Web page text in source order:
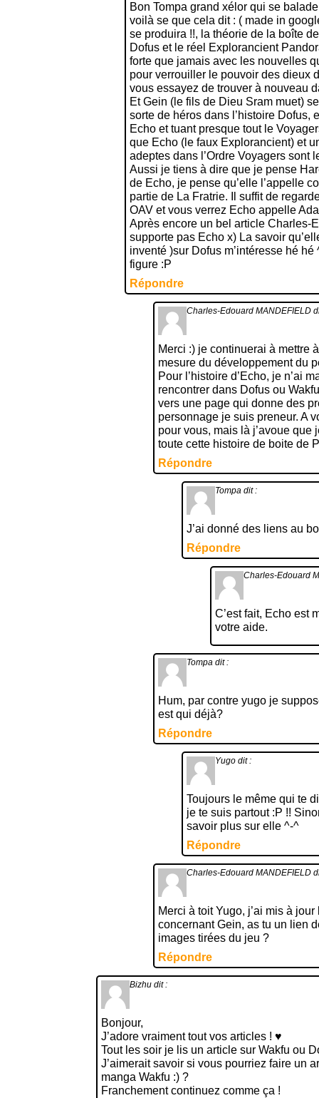
Bon Tompa grand xélor qui se
voilà se que cela dit : ( made in
se produira !!, la théorie de la boîte
Dofus et le réel Explorancient
forte que jamais avec les nouvelles
pour verrouiller le pouvoir des dieux
vous essayez de trouver à nouveau
Et Gein (le fils de Dieu Sram muet)
sorte de héros dans l’histoire Dofus,
Echo et tuant presque tout le
que Echo (le faux Explorancient) et
adeptes dans l’Ordre Voyagers sont
Aussi je tiens à dire que je pense
de Echo, je pense qu’elle l’appelle
partie de La Fratrie. Il suffit de
OAV et vous verrez Echo appelle
Après encore un bel article Charles-
supporte pas Echo x) La savoir
inventé )sur Dofus m’intéresse hé
figure :P
Répondre
Charles-Edouard MANDEFIELD
Merci :) je continuerai à mettre
mesure du développement du
Pour l’histoire d’Echo, je n’ai
rencontrer dans Dofus ou
vers une page qui donne des
personnage je suis preneur. A
pour vous, mais là j’avoue que
toute cette histoire de boite de
Répondre
Tompa dit :
J’ai donné des liens au
Répondre
Charles-Edouard
C’est fait, Echo est
votre aide.
Tompa dit :
Hum, par contre yugo je
est qui déjà?
Répondre
Yugo dit :
Toujours le même qui te
je te suis partout :P !!
savoir plus sur elle ^-^
Répondre
Charles-Edouard MANDEFIELD
Merci à toit Yugo, j’ai mis à
concernant Gein, as tu un lien
images tirées du jeu ?
Répondre
Bizhu dit :
Bonjour,
J’adore vraiment tout vos articles ! ♥
Tout les soir je lis un article sur Wakfu ou
J’aimerait savoir si vous pourriez faire un
manga Wakfu :) ?
Franchement continuez comme ça !